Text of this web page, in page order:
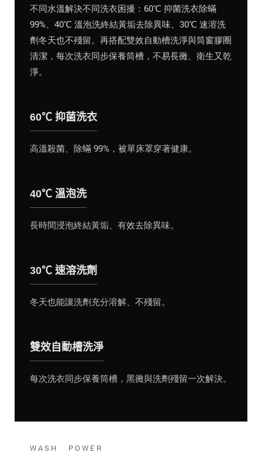
不同水溫解決不同洗衣困擾：60℃ 抑菌洗衣除蟎
99%、40℃ 溫泡洗終結黃垢去除異味、30℃ 速溶洗
劑冬天也不殘留。再搭配雙效自動槽洗淨與筒窗膠圈
清潔，每次洗衣同步保養筒槽，不易長黴、衛生又乾
淨。
60℃ 抑菌洗衣
高溫殺菌、除蟎 99%，被單床罩穿著健康。
40℃ 溫泡洗
長時間浸泡終結黃垢、有效去除異味。
30℃ 速溶洗劑
冬天也能讓洗劑充分溶解、不殘留。
雙效自動槽洗淨
每次洗衣同步保養筒槽，黑黴與洗劑殘留一次解決。
WASH POWER